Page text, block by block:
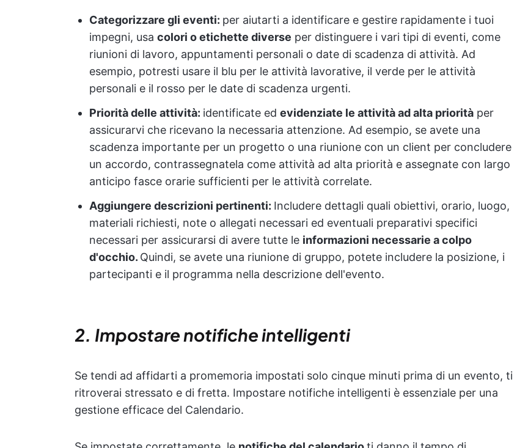
Categorizzare gli eventi: per aiutarti a identificare e gestire rapidamente i tuoi
impegni, usa colori o etichette diverse per distinguere i vari tipi di eventi, come
riunioni di lavoro, appuntamenti personali o date di scadenza di attività. Ad
esempio, potresti usare il blu per le attività lavorative, il verde per le attività
personali e il rosso per le date di scadenza urgenti.
Priorità delle attività: identificate ed evidenziate le attività ad alta priorità per
assicurarvi che ricevano la necessaria attenzione. Ad esempio, se avete una
scadenza importante per un progetto o una riunione con un client per concludere
un accordo, contrassegnatela come attività ad alta priorità e assegnate con largo
anticipo fasce orarie sufficienti per le attività correlate.
Aggiungere descrizioni pertinenti: Includere dettagli quali obiettivi, orario, luogo,
materiali richiesti, note o allegati necessari ed eventuali preparativi specifici
necessari per assicurarsi di avere tutte le informazioni necessarie a colpo
d'occhio. Quindi, se avete una riunione di gruppo, potete includere la posizione, i
partecipanti e il programma nella descrizione dell'evento.
2. Impostare notifiche intelligenti
Se tendi ad affidarti a promemoria impostati solo cinque minuti prima di un evento, ti
ritroverai stressato e di fretta. Impostare notifiche intelligenti è essenziale per una
gestione efficace del Calendario.